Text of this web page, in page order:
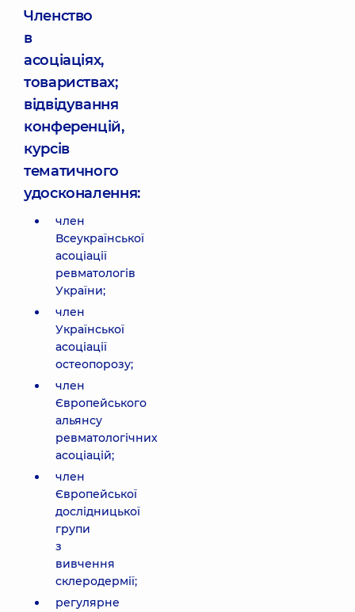
Членство
в
асоціаціях,
товариствах;
відвідування
конференцій,
курсів
тематичного
удосконалення:
член
Всеукраїнської
асоціації
ревматологів
України;
член
Української
асоціації
остеопорозу;
член
Європейського
альянсу
ревматологічних
асоціацій;
член
Європейської
дослідницької
групи
з
вивчення
склеродермії;
регулярне